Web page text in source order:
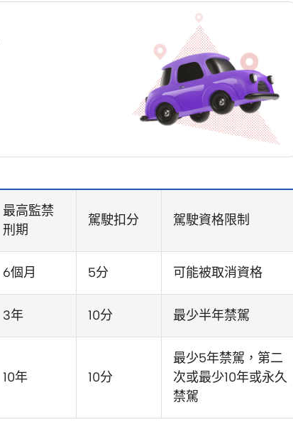
最高監禁
刑期
駕駛扣分 駕駛資格限制
6個月 5分 可能被取消資格
3年 10分 最少半年禁駕
10年 10分
最少5年禁駕，第二
次或最少10年或永久
禁駕